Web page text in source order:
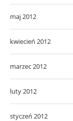
maj 2012
kwiecień 2012
marzec 2012
luty 2012
styczeń 2012